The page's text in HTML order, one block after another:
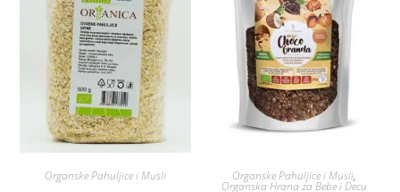
Organske Pahuljice i Musli Organske Pahuljice i Musli,
Organska Hrana za Bebe i Decu